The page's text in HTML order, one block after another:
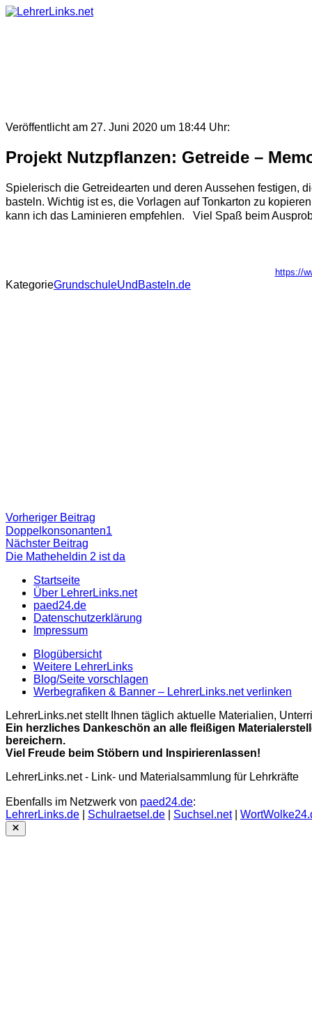
Skip
Veröffentlicht am 27. Juni 2020 um 18:44 Uhr:
Projekt Nutzpflanzen: Getreide –
Spielerisch die Getreidearten und deren Aussehen festigen,
basteln. Wichtig ist es, die Vorlagen auf Tonkarton zu
kann ich das Laminieren empfehlen. Viel Spaß beim
https://
KategorieGrundschuleUndBasteln.de
Beitragsnavigation
Vorheriger Beitrag
Beitrag:
Doppelkonsonanten1
Nächster Beitrag
Beitrag
Die Matheheldin 2 ist da
Startseite
Über LehrerLinks.net
paed24.de
Datenschutzerklärung
Impressum
Blogübersicht
Weitere LehrerLinks
Blog/Seite vorschlagen
Werbegrafiken & Banner – LehrerLinks.net verlinken
LehrerLinks.net stellt Ihnen täglich aktuelle Materialien,
Ein herzliches Dankeschön an alle fleißigen
bereichern.
Viel Freude beim Stöbern und Inspirierenlassen!
LehrerLinks.net - Link- und Materialsammlung für Lehrkräfte
Ebenfalls im Netzwerk von paed24.de:
LehrerLinks.de
Schulraetsel.de Suchsel.net|
Close